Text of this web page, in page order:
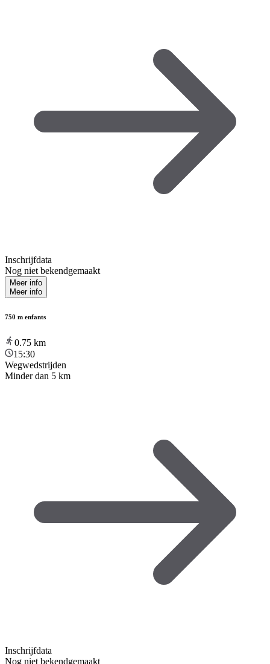
Inschrijfdata
Nog niet bekendgemaakt
Meer info
Meer info
750 m enfants
0.75 km
15:30
Wegwedstrijden
Minder dan 5 km
Inschrijfdata
Nog niet bekendgemaakt